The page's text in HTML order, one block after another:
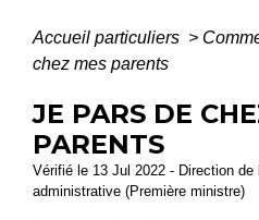
Accueil particuliers >
chez mes parents
JE PARS DE
PARENTS
Vérifié le 13 Jul 2022 - Direction de
administrative (Première ministre)